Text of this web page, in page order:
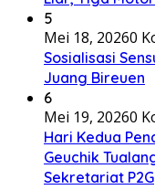
5
Mei 18, 20260
Sosialisasi
Juang Bireuen
6
Mei 19, 20260
Hari Kedua
Geuchik
Sekretariat P2G